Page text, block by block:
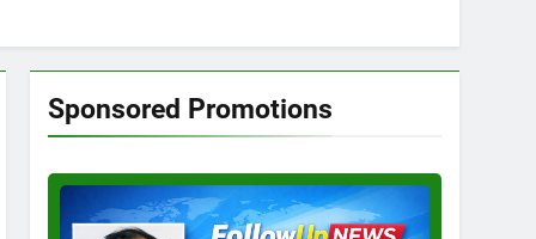
Sponsored Promotions
Test
Ad